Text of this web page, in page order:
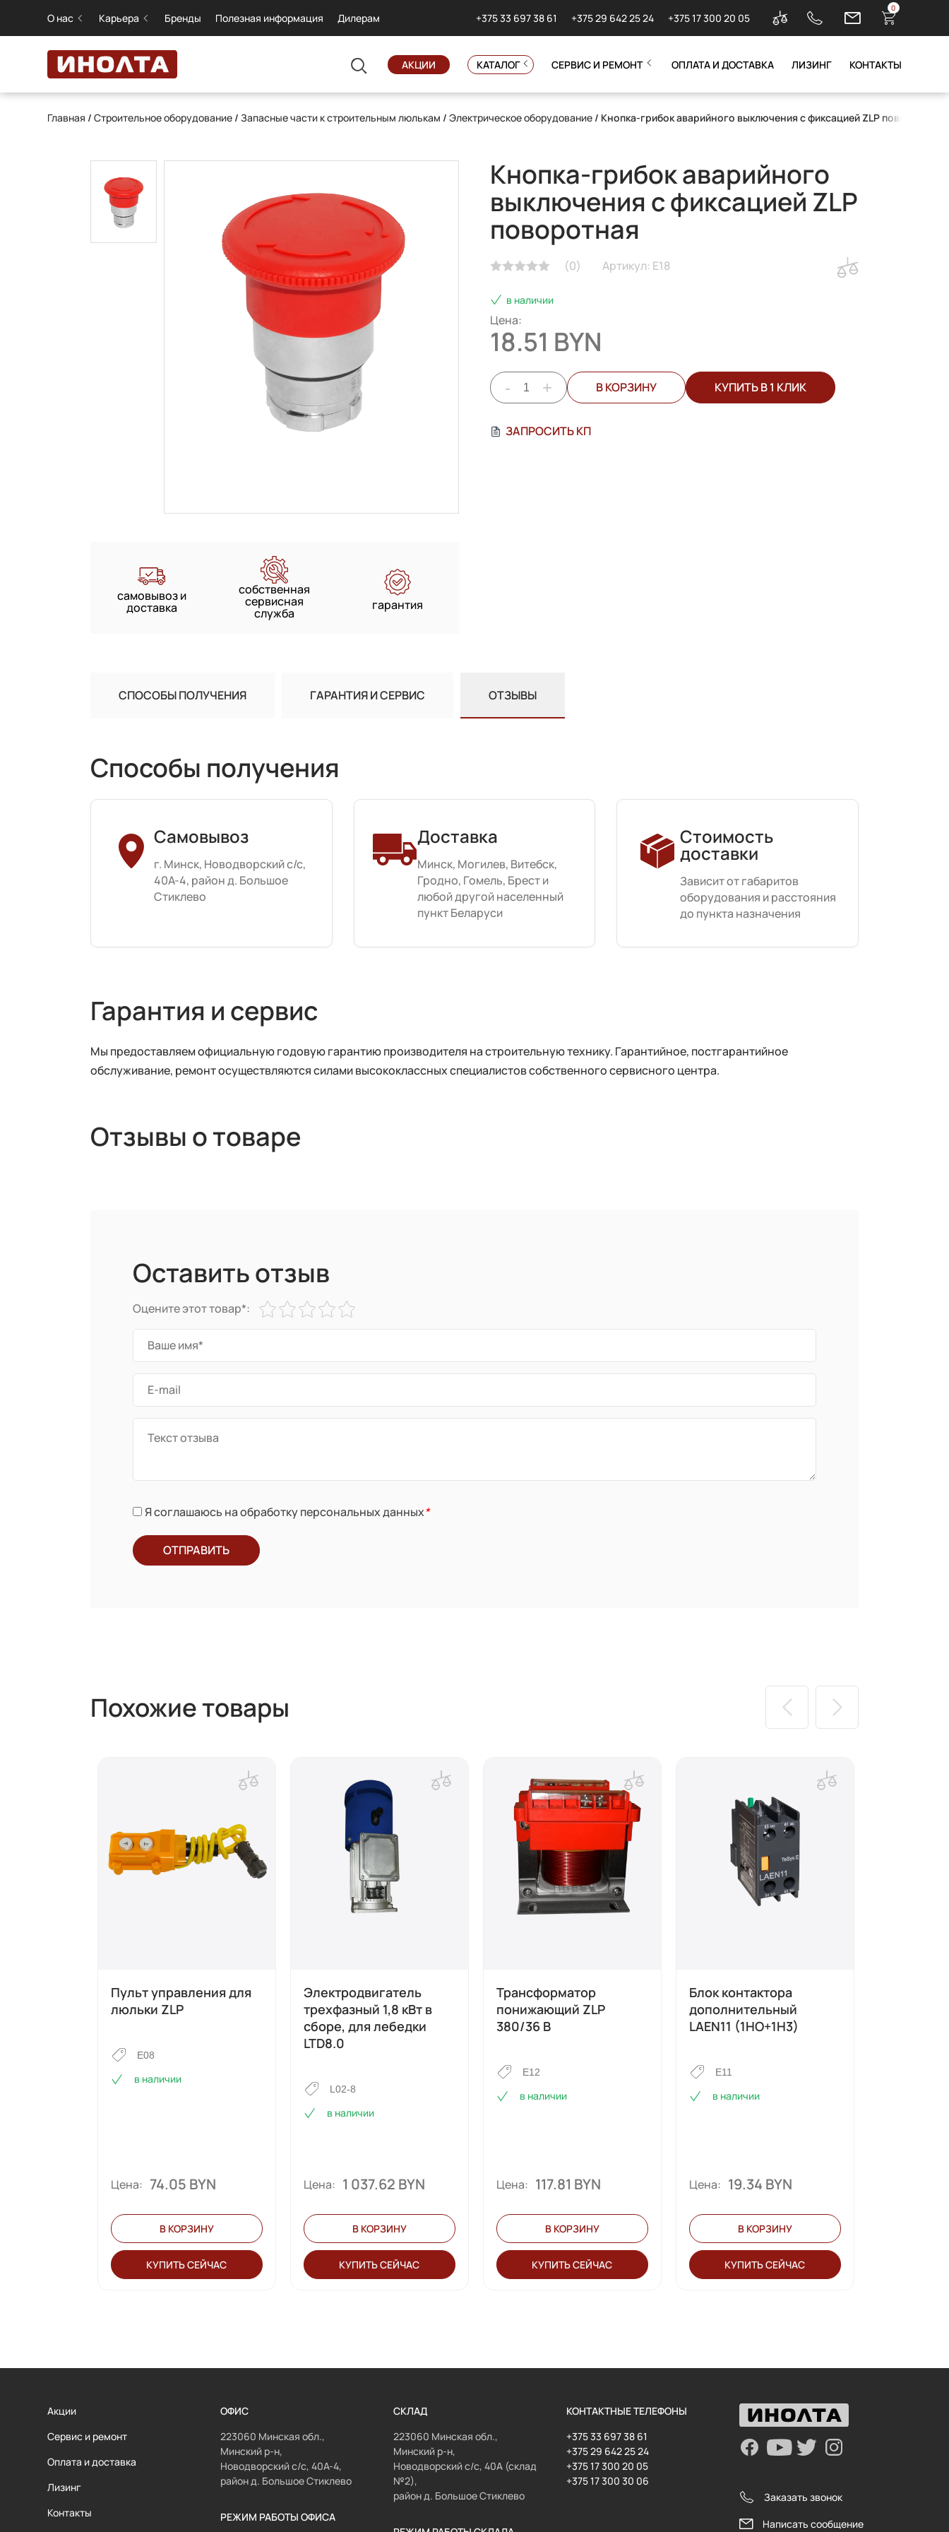
О нас Карьера Бренды Полезная информация Дилерам +375 33 697 38 61 +375 29 642 25 24 +375 17 300 20 05
0
АКЦИИ КАТАЛОГ СЕРВИС И РЕМОНТ ОПЛАТА И ДОСТАВКА ЛИЗИНГ КОНТАКТЫ
Главная /Строительное оборудование /Запасные части к строительным люлькам /Электрическое оборудование / Кнопка-грибок аварийного выключения с фиксацией ZLP поворотная
самовывоз и
доставка
собственная
сервисная
служба
гарантия
Кнопка-грибок аварийного
выключения с фиксацией ZLP
поворотная
(0) Артикул: E18
в наличии
Цена:
18.51 BYN
- + В КОРЗИНУ КУПИТЬ В 1 КЛИК
ЗАПРОСИТЬ КП
СПОСОБЫ ПОЛУЧЕНИЯ ГАРАНТИЯ И СЕРВИС ОТЗЫВЫ
Способы получения
Самовывоз
г. Минск, Новодворский с/с,
40А-4, район д. Большое
Стиклево
Доставка
Минск, Могилев, Витебск,
Гродно, Гомель, Брест и
любой другой населенный
пункт Беларуси
Стоимость
доставки
Зависит от габаритов
оборудования и расстояния
до пункта назначения
Гарантия и сервис
Мы предоставляем официальную годовую гарантию производителя на строительную технику. Гарантийное, постгарантийное
обслуживание, ремонт осуществляются силами высококлассных специалистов собственного сервисного центра.
Отзывы о товаре
Оставить отзыв
Оцените этот товар*:
Я соглашаюсь на обработку персональных данных*
ОТПРАВИТЬ
Похожие товары
Пульт управления для
люльки ZLP
E08
в наличии
Цена: 74.05 BYN
В КОРЗИНУ
КУПИТЬ СЕЙЧАС
Электродвигатель
трехфазный 1,8 кВт в
сборе, для лебедки
LTD8.0
L02-8
в наличии
Цена: 1 037.62 BYN
В КОРЗИНУ
КУПИТЬ СЕЙЧАС
Трансформатор
понижающий ZLP
380/36 В
E12
в наличии
Цена: 117.81 BYN
В КОРЗИНУ
КУПИТЬ СЕЙЧАС
Блок контактора
дополнительный
LAEN11 (1HO+1H3)
Е11
в наличии
Цена: 19.34 BYN
В КОРЗИНУ
КУПИТЬ СЕЙЧАС
Акции
Сервис и ремонт
Оплата и доставка
Лизинг
Контакты
ОФИС
223060 Минская обл.,
Минский р-н,
Новодворский с/с, 40А-4,
район д. Большое Стиклево
РЕЖИМ РАБОТЫ ОФИСА
СКЛАД
223060 Минская обл.,
Минский р-н,
Новодворский с/с, 40А (склад
№2),
район д. Большое Стиклево
КОНТАКТНЫЕ ТЕЛЕФОНЫ
+375 33 697 38 61
+375 29 642 25 24
+375 17 300 20 05
+375 17 300 30 06
Заказать звонок
Написать сообщение